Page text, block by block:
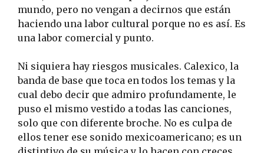
mundo, pero no vengan a decirnos que están
haciendo una labor cultural porque no es así. Es
una labor comercial y punto.
Ni siquiera hay riesgos musicales. Calexico, la
banda de base que toca en todos los temas y la
cual debo decir que admiro profundamente, le
puso el mismo vestido a todas las canciones,
solo que con diferente broche. No es culpa de
ellos tener ese sonido mexicoamericano; es un